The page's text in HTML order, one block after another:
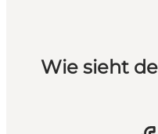
Wie sieht